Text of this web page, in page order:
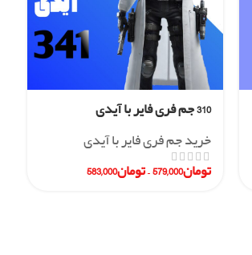
310 جم فری فایر با آیدی
خرید جم فری فایر با آیدی
تومان579,000
–تومان583,000